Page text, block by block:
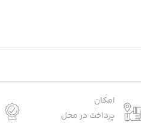
امکان
پرداخت در محل